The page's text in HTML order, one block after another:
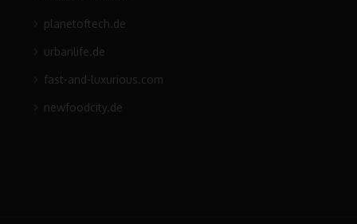
planetoftech.de
urbanlife.de
fast-and-luxurious.com
newfoodcity.de